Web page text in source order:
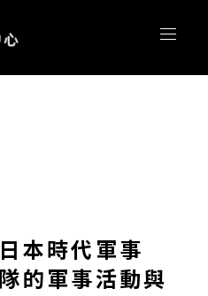
本時代軍事
的軍事活動與